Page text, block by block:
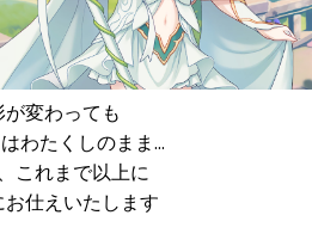
が変わっても
わたくしのまま…
これまで以上に
仕えいたします